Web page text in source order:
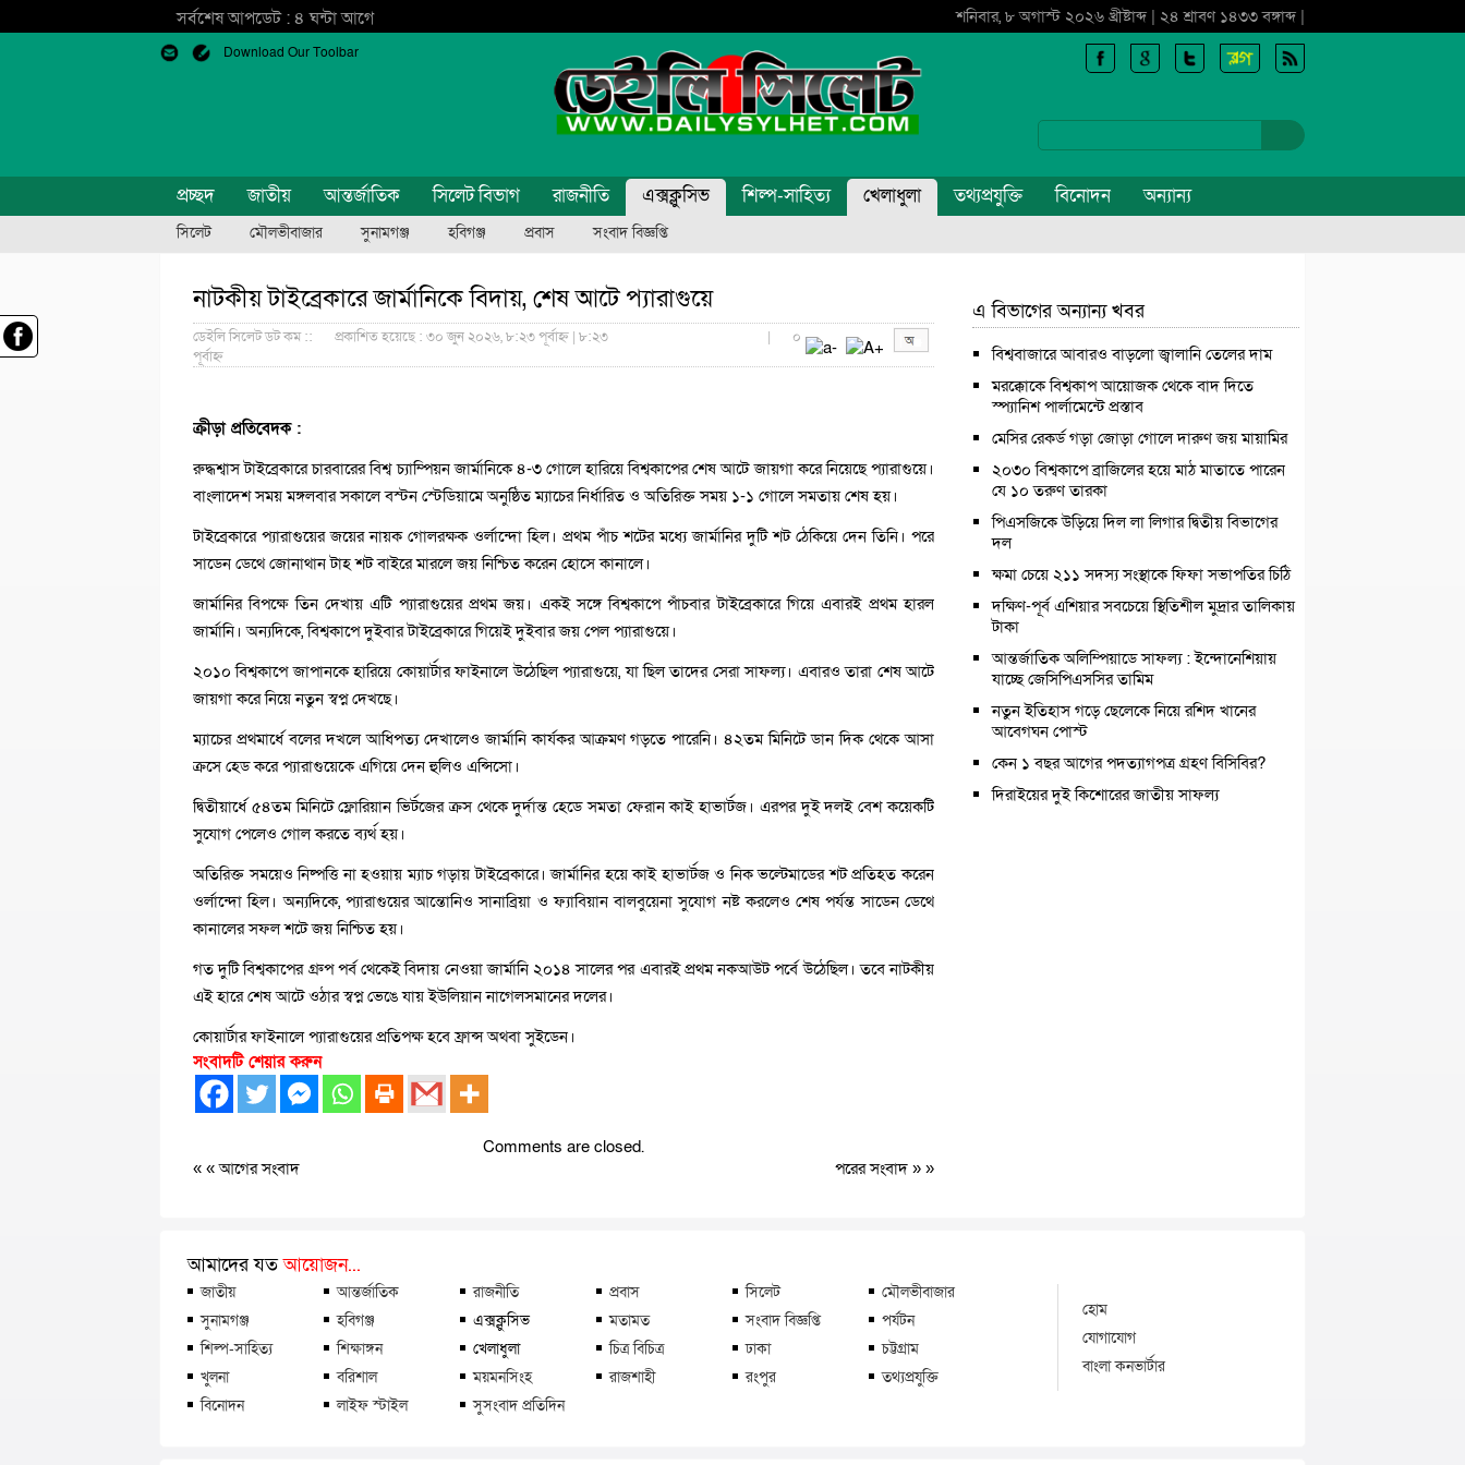
সর্বশেষ আপডেট : ৪ ঘন্টা আগে শনিবার, ৮ অগাস্ট ২০২৬ খ্রীষ্টাব্দ | ২৪ শ্রাবণ ১৪৩৩ বঙ্গাব্দ |
Download Our Toolbar
প্রচ্ছদ জাতীয় আন্তর্জাতিক সিলেট বিভাগ রাজনীতি এক্সক্লুসিভ শিল্প-সাহিত্য খেলাধুলা তথ্যপ্রযুক্তি বিনোদন অন্যান্য
সিলেট মৌলভীবাজার সুনামগঞ্জ হবিগঞ্জ প্রবাস সংবাদ বিজ্ঞপ্তি
নাটকীয় টাইব্রেকারে জার্মানিকে বিদায়, শেষ আটে প্যারাগুয়ে
ডেইলি সিলেট ডট কম ::
প্রকাশিত হয়েছে : ৩০ জুন ২০২৬, ৮:২৩ পূর্বাহ্ন | ৮:২৩
পূর্বাহ্ন
| ০
ক্রীড়া প্রতিবেদক :
রুদ্ধশ্বাস টাইব্রেকারে চারবারের বিশ্ব চ্যাম্পিয়ন জার্মানিকে ৪-৩ গোলে হারিয়ে বিশ্বকাপের শেষ আটে জায়গা করে নিয়েছে প্যারাগুয়ে।
বাংলাদেশ সময় মঙ্গলবার সকালে বস্টন স্টেডিয়ামে অনুষ্ঠিত ম্যাচের নির্ধারিত ও অতিরিক্ত সময় ১-১ গোলে সমতায় শেষ হয়।
টাইব্রেকারে প্যারাগুয়ের জয়ের নায়ক গোলরক্ষক ওর্লান্দো হিল। প্রথম পাঁচ শটের মধ্যে জার্মানির দুটি শট ঠেকিয়ে দেন তিনি। পরে
সাডেন ডেথে জোনাথান টাহ শট বাইরে মারলে জয় নিশ্চিত করেন হোসে কানালে।
জার্মানির বিপক্ষে তিন দেখায় এটি প্যারাগুয়ের প্রথম জয়। একই সঙ্গে বিশ্বকাপে পাঁচবার টাইব্রেকারে গিয়ে এবারই প্রথম হারল
জার্মানি। অন্যদিকে, বিশ্বকাপে দুইবার টাইব্রেকারে গিয়েই দুইবার জয় পেল প্যারাগুয়ে।
২০১০ বিশ্বকাপে জাপানকে হারিয়ে কোয়ার্টার ফাইনালে উঠেছিল প্যারাগুয়ে, যা ছিল তাদের সেরা সাফল্য। এবারও তারা শেষ আটে
জায়গা করে নিয়ে নতুন স্বপ্ন দেখছে।
ম্যাচের প্রথমার্ধে বলের দখলে আধিপত্য দেখালেও জার্মানি কার্যকর আক্রমণ গড়তে পারেনি। ৪২তম মিনিটে ডান দিক থেকে আসা
ক্রসে হেড করে প্যারাগুয়েকে এগিয়ে দেন হুলিও এন্সিসো।
দ্বিতীয়ার্ধে ৫৪তম মিনিটে ফ্লোরিয়ান ভির্টজের ক্রস থেকে দুর্দান্ত হেডে সমতা ফেরান কাই হাভার্টজ। এরপর দুই দলই বেশ কয়েকটি
সুযোগ পেলেও গোল করতে ব্যর্থ হয়।
অতিরিক্ত সময়েও নিষ্পত্তি না হওয়ায় ম্যাচ গড়ায় টাইব্রেকারে। জার্মানির হয়ে কাই হাভার্টজ ও নিক ভল্টেমাডের শট প্রতিহত করেন
ওর্লান্দো হিল। অন্যদিকে, প্যারাগুয়ের আন্তোনিও সানাব্রিয়া ও ফ্যাবিয়ান বালবুয়েনা সুযোগ নষ্ট করলেও শেষ পর্যন্ত সাডেন ডেথে
কানালের সফল শটে জয় নিশ্চিত হয়।
গত দুটি বিশ্বকাপের গ্রুপ পর্ব থেকেই বিদায় নেওয়া জার্মানি ২০১৪ সালের পর এবারই প্রথম নকআউট পর্বে উঠেছিল। তবে নাটকীয়
এই হারে শেষ আটে ওঠার স্বপ্ন ভেঙে যায় ইউলিয়ান নাগেলসমানের দলের।
কোয়ার্টার ফাইনালে প্যারাগুয়ের প্রতিপক্ষ হবে ফ্রান্স অথবা সুইডেন।
সংবাদটি শেয়ার করুন
Comments are closed.
« «আগের সংবাদ পরের সংবাদ » »
এ বিভাগের অন্যান্য খবর
বিশ্ববাজারে আবারও বাড়লো জ্বালানি তেলের দাম
মরক্কোকে বিশ্বকাপ আয়োজক থেকে বাদ দিতে
স্প্যানিশ পার্লামেন্টে প্রস্তাব
মেসির রেকর্ড গড়া জোড়া গোলে দারুণ জয় মায়ামির
২০৩০ বিশ্বকাপে ব্রাজিলের হয়ে মাঠ মাতাতে পারেন
যে ১০ তরুণ তারকা
পিএসজিকে উড়িয়ে দিল লা লিগার দ্বিতীয় বিভাগের
দল
ক্ষমা চেয়ে ২১১ সদস্য সংস্থাকে ফিফা সভাপতির চিঠি
দক্ষিণ-পূর্ব এশিয়ার সবচেয়ে স্থিতিশীল মুদ্রার তালিকায়
টাকা
আন্তর্জাতিক অলিম্পিয়াডে সাফল্য : ইন্দোনেশিয়ায়
যাচ্ছে জেসিপিএসসির তামিম
নতুন ইতিহাস গড়ে ছেলেকে নিয়ে রশিদ খানের
আবেগঘন পোস্ট
কেন ১ বছর আগের পদত্যাগপত্র গ্রহণ বিসিবির?
দিরাইয়ের দুই কিশোরের জাতীয় সাফল্য
আমাদের যতআয়োজন...
জাতীয় আন্তর্জাতিক রাজনীতি প্রবাস সিলেট
মৌলভীবাজার
সুনামগঞ্জ
হবিগঞ্জ এক্সক্লুসিভ মতামত সংবাদ বিজ্ঞপ্তি
পর্যটন
শিল্প-সাহিত্য
শিক্ষাঙ্গন খেলাধুলা চিত্র বিচিত্র ঢাকা
চট্টগ্রাম
খুলনা
বরিশাল ময়মনসিংহ রাজশাহী রংপুর
তথ্যপ্রযুক্তি
বিনোদন
লাইফ স্টাইল সুসংবাদ প্রতিদিন
হোম
যোগাযোগ
বাংলা কনভার্টার